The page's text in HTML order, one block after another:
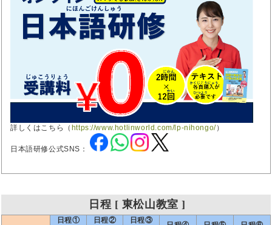
詳しくはこちら（ https://www.hotlinworld.com/lp-nihongo/）
日本語研修公式SNS：
日程 [ 東松山教室 ]
日程①
日程②
日程③